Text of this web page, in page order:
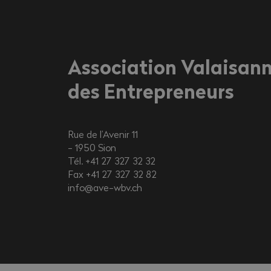
Association
des Entrepreneurs
Rue de l’Avenir 11
1950 Sion
Tél. +41 27 327 32 32
Fax +41 27 327 32 82
info@ave-wbv.ch